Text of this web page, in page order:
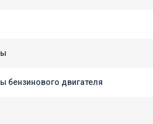
бензинового двигателя